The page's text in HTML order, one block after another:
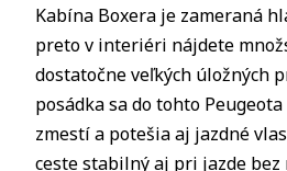
Kabína Boxera je zameraná
preto v interiéri nájdete
dostatočne veľkých úložných
posádka sa do tohto
zmestí a potešia aj jazdné
ceste stabilný aj pri jazde bez